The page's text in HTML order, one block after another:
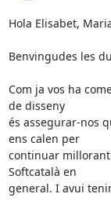
Hola Elisabet,
Benvingudes les
Com ja vos ha
de disseny
és assegurar-nos
ens calen per
continuar
Softcatalà en
general. I avui